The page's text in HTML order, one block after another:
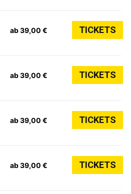
ab 39,00 € TICKETS
ab 39,00 € TICKETS
ab 39,00 € TICKETS
ab 39,00 € TICKETS